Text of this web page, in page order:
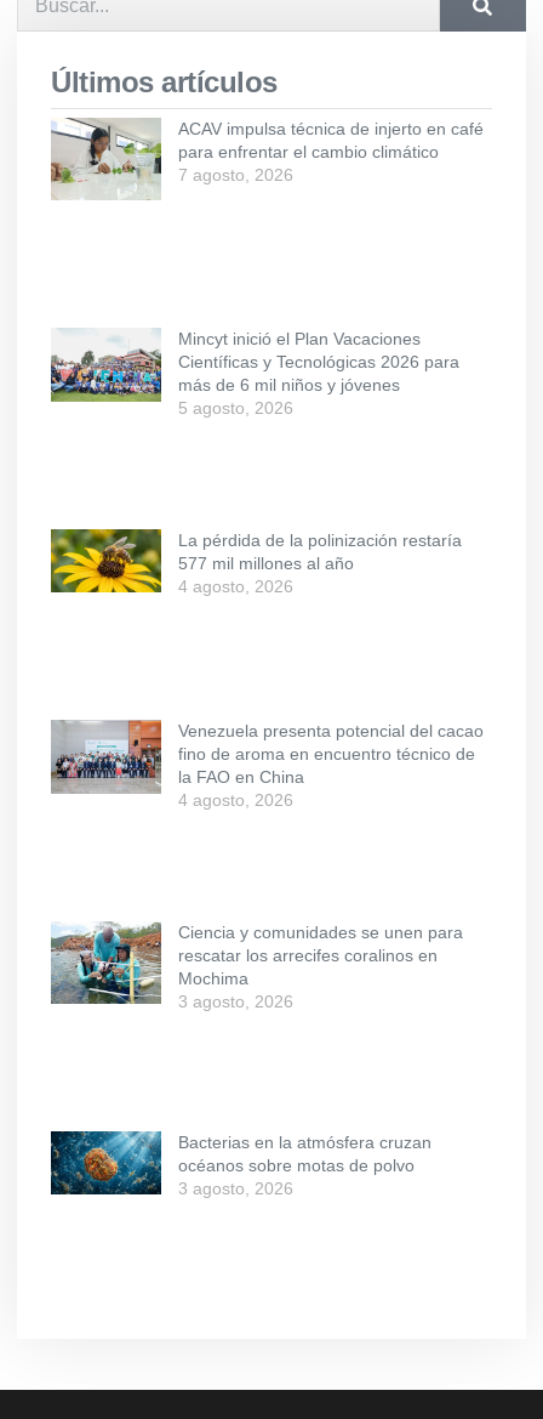
Últimos artículos
ACAV impulsa técnica de injerto en café
para enfrentar el cambio climático
7 agosto, 2026
Mincyt inició el Plan Vacaciones
Científicas y Tecnológicas 2026 para
más de 6 mil niños y jóvenes
5 agosto, 2026
La pérdida de la polinización restaría
577 mil millones al año
4 agosto, 2026
Venezuela presenta potencial del cacao
fino de aroma en encuentro técnico de
la FAO en China
4 agosto, 2026
Ciencia y comunidades se unen para
rescatar los arrecifes coralinos en
Mochima
3 agosto, 2026
Bacterias en la atmósfera cruzan
océanos sobre motas de polvo
3 agosto, 2026